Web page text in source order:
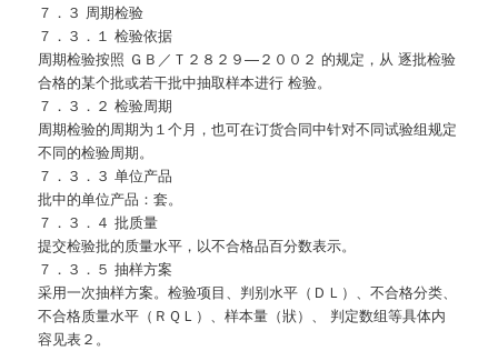
７．３ 周期检验
７．３．１ 检验依据
周期检验按照 ＧＢ／Ｔ２８２９—２００２ 的规定，从 逐批检验
合格的某个批或若干批中抽取样本进行 检验。
７．３．２ 检验周期
周期检验的周期为１个月，也可在订货合同中针对不同试验组规定
不同的检验周期。
７．３．３ 单位产品
批中的单位产品：套。
７．３．４ 批质量
提交检验批的质量水平，以不合格品百分数表示。
７．３．５ 抽样方案
采用一次抽样方案。检验项目、判别水平（ＤＬ）、不合格分类、
不合格质量水平（ＲＱＬ）、样本量（狀）、 判定数组等具体内
容见表２。